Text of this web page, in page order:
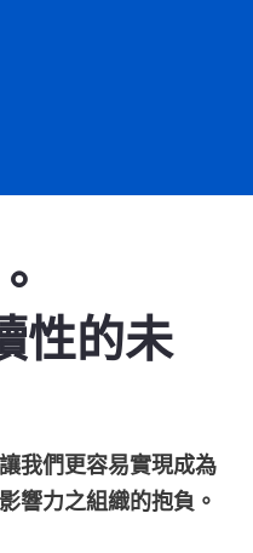
性的未
我們更容易實現成為
響力之組織的抱負。